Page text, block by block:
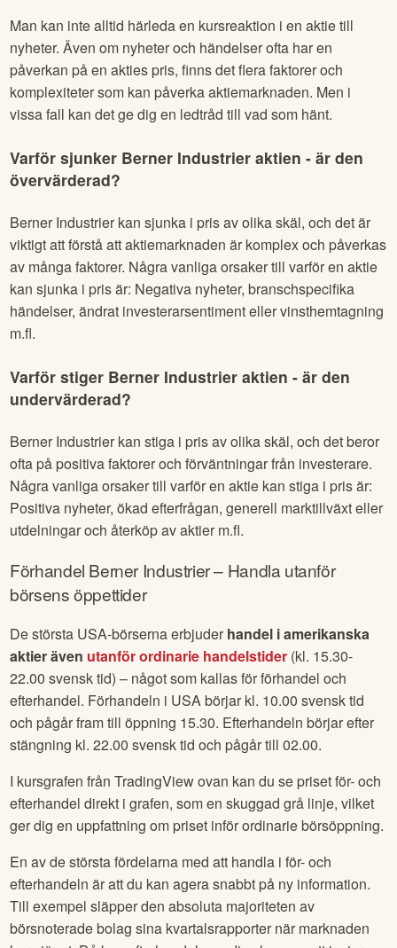
Man kan inte alltid härleda en kursreaktion i en aktie till
nyheter. Även om nyheter och händelser ofta har en
påverkan på en akties pris, finns det flera faktorer och
komplexiteter som kan påverka aktiemarknaden. Men i
vissa fall kan det ge dig en ledtråd till vad som hänt.
Varför sjunker Berner Industrier aktien - är den
övervärderad?
Berner Industrier kan sjunka i pris av olika skäl, och det är
viktigt att förstå att aktiemarknaden är komplex och påverkas
av många faktorer. Några vanliga orsaker till varför en aktie
kan sjunka i pris är: Negativa nyheter, branschspecifika
händelser, ändrat investerarsentiment eller vinsthemtagning
m.fl.
Varför stiger Berner Industrier aktien - är den
undervärderad?
Berner Industrier kan stiga i pris av olika skäl, och det beror
ofta på positiva faktorer och förväntningar från investerare.
Några vanliga orsaker till varför en aktie kan stiga i pris är:
Positiva nyheter, ökad efterfrågan, generell marktillväxt eller
utdelningar och återköp av aktier m.fl.
Förhandel Berner Industrier– Handla utanför
börsens öppettider
De största USA-börserna erbjuder handel i amerikanska
aktier även utanför ordinarie handelstider (kl. 15.30-
22.00 svensk tid) – något som kallas för förhandel och
efterhandel. Förhandeln i USA börjar kl. 10.00 svensk tid
och pågår fram till öppning 15.30. Efterhandeln börjar efter
stängning kl. 22.00 svensk tid och pågår till 02.00.
I kursgrafen från TradingView ovan kan du se priset för- och
efterhandel direkt i grafen, som en skuggad grå linje, vilket
ger dig en uppfattning om priset inför ordinarie börsöppning.
En av de största fördelarna med att handla i för- och
efterhandeln är att du kan agera snabbt på ny information.
Till exempel släpper den absoluta majoriteten av
börsnoterade bolag sina kvartalsrapporter när marknaden